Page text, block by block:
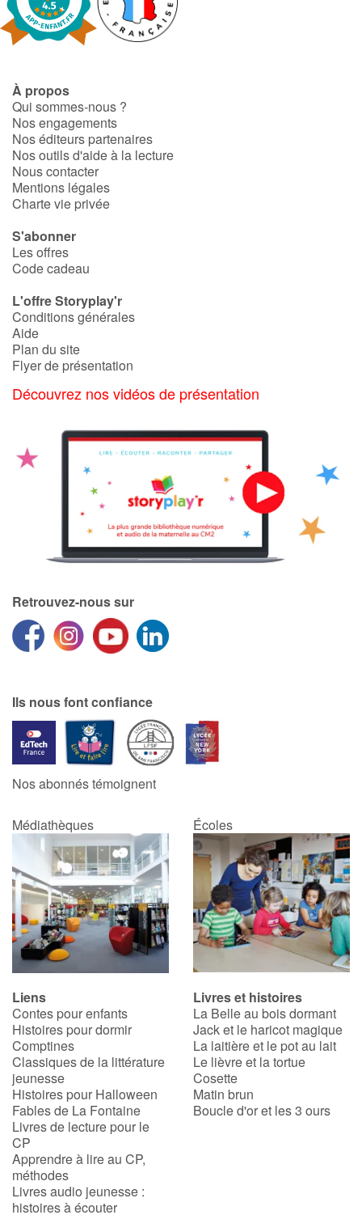
À propos
Qui sommes-nous ?
Nos engagements
Nos éditeurs partenaires
Nos outils d'aide à la lecture
Nous contacter
Mentions légales
Charte vie privée
S'abonner
Les offres
Code cadeau
L'offre Storyplay'r
Conditions générales
Aide
Plan du site
Flyer de présentation
Découvrez nos vidéos de présentation
Retrouvez-nous sur
Ils nous font confiance
Nos abonnés témoignent
Médiathèques Écoles
Liens
Contes pour enfants
Histoires pour dormir
Comptines
Classiques de la littérature
jeunesse
Histoires pour Halloween
Fables de La Fontaine
Livres de lecture pour le
CP
Apprendre à lire au CP,
méthodes
Livres audio jeunesse :
histoires à écouter
Livres et histoires
La Belle au bois dormant
Jack et le haricot magique
La laitière et le pot au lait
Le lièvre et la tortue
Cosette
Matin brun
Boucle d'or et les 3 ours